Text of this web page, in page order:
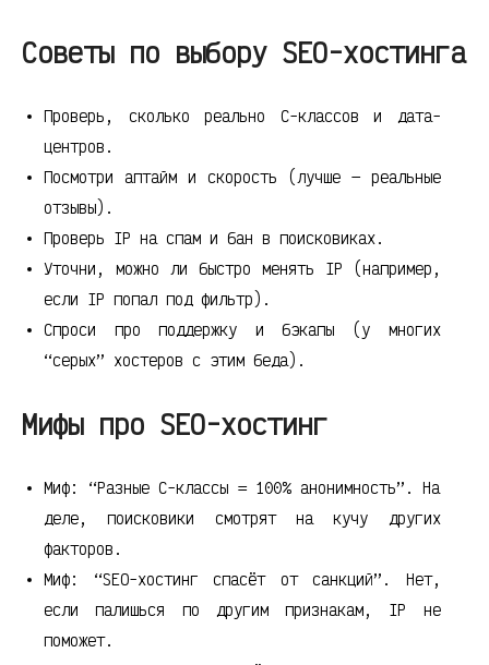
Советы по выбору SEO-хостинга
Проверь, сколько реально C-классов и дата-
центров.
Посмотри аптайм и скорость (лучше — реальные
отзывы).
Проверь IP на спам и бан в поисковиках.
Уточни, можно ли быстро менять IP (например,
если IP попал под фильтр).
Спроси про поддержку и бэкапы (у многих
“серых” хостеров с этим беда).
Мифы про SEO-хостинг
Миф: “Разные C-классы = 100% анонимность”. На
деле, поисковики смотрят на кучу других
факторов.
Миф: “SEO-хостинг спасёт от санкций”. Нет,
если палишься по другим признакам, IP не
поможет.